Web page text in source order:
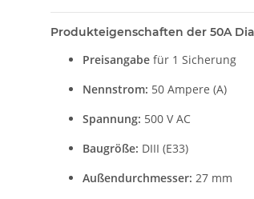
Produkteigenschaften der 50A
Preisangabe für 1 Sicherung
Nennstrom: 50 Ampere (A)
Spannung: 500 V AC
Baugröße: DIII (E33)
Außendurchmesser: 27 mm